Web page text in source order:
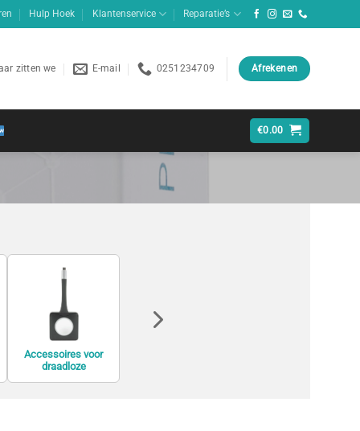
Hulp Hoek Klantenservice Reparatie’s
zitten we E-mail 0251234709 Afrekenen
€0.00
Accessoires voor
draadloze